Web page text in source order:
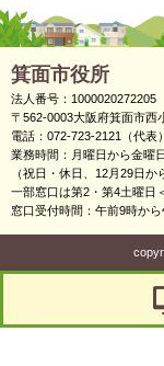
箕面市役所
法人番号：1000020272205
〒562-0003大阪府箕面市
電話：072-723-2121（代表）
業務時間：月曜日から金曜
（祝日・休日、12月29日か
一部窓口は第2・第4土曜日
窓口受付時間：午前9時か